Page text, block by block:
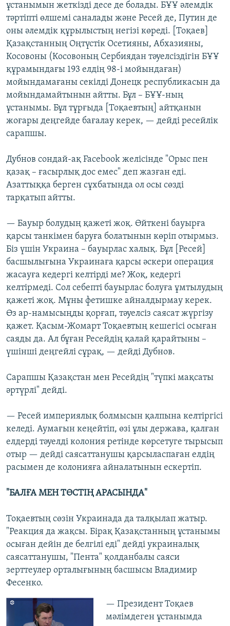
ұстанымын жеткізді десе де болады. БҰҰ әлемдік
тәртіпті өлшемі саналады және Ресей де, Путин де
оны әлемдік құрылыстың негізі көреді. [Тоқаев]
Қазақстанның Оңтүстік Осетияны, Абхазияны,
Косовоны (Косовоның Сербиядан тәуелсіздігін БҰҰ
құрамындағы 193 елдің 98-і мойындаған)
мойындамағаны секілді Донецк республикасын да
мойындамайтынын айтты. Бұл – БҰҰ-ның
ұстанымы. Бұл тұрғыда [Тоқаевтың] айтқанын
жоғары деңгейде бағалау керек, — дейді ресейлік
сарапшы.
Дубнов сондай-ақ Facebook желісінде "Орыс пен
қазақ – ғасырлық дос емес" деп жазған еді.
Азаттыққа берген сұхбатында ол осы сөзді
тарқатып айтты.
— Бауыр болудың қажеті жоқ. Өйткені бауырға
қарсы танкімен баруға болатынын көріп отырмыз.
Біз үшін Украина – бауырлас халық. Бұл [Ресей]
басшылығына Украинаға қарсы әскери операция
жасауға кедергі келтірді ме? Жоқ, кедергі
келтірмеді. Сол себепті бауырлас болуға ұмтылудың
қажеті жоқ. Мұны фетишке айналдырмау керек.
Өз ар-намысыңды қорғап, тәуелсіз саясат жүргізу
қажет. Қасым-Жомарт Тоқаевтың кешегісі осыған
саяды да. Ал бұған Ресейдің қалай қарайтыны –
үшінші деңгейлі сұрақ, — дейді Дубнов.
Сарапшы Қазақстан мен Ресейдің "түпкі мақсаты
әртүрлі" дейді.
— Ресей империялық болмысын қалпына келтіргісі
келеді. Аумағын кеңейтіп, өзі ұлы держава, қалған
елдерді тәуелді колония ретінде көрсетуге тырысып
отыр — дейді саясаттанушы қарсыласпаған елдің
расымен де колонияға айналатынын ескертіп.
"БАЛҒА МЕН ТӨСТІҢ АРАСЫНДА"
Тоқаевтың сөзін Украинада да талқылап жатыр.
"Реакция да жақсы. Бірақ Қазақстанның ұстанымы
осыған дейін де белгілі еді" дейді украиналық
саясаттанушы, "Пента" қолданбалы саяси
зерттеулер орталығының басшысы Владимир
Фесенко.
— Президент Тоқаев
мәлімдеген ұстанымда